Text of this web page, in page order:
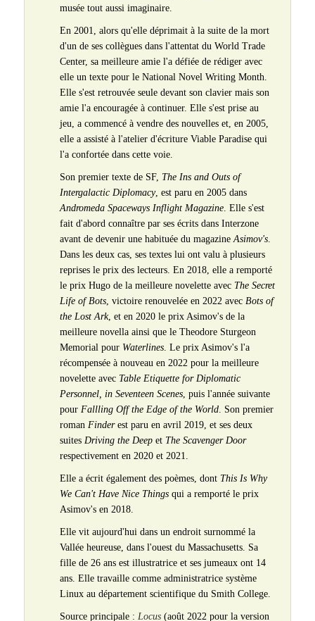
musée tout aussi imaginaire.
En 2001, alors qu'elle déprimait à la suite de la mort
d'un de ses collègues dans l'attentat du World Trade
Center, sa meilleure amie l'a défiée de rédiger avec
elle un texte pour le National Novel Writing Month.
Elle s'est retrouvée seule devant son clavier mais son
amie l'a encouragée à continuer. Elle s'est prise au
jeu, a commencé à vendre des nouvelles et, en 2005,
elle a assisté à l'atelier d'écriture Viable Paradise qui
l'a confortée dans cette voie.
Son premier texte de SF, The Ins and Outs of
Intergalactic Diplomacy, est paru en 2005 dans
Andromeda Spaceways Inflight Magazine . Elle s'est
fait d'abord connaître par ses écrits dans Interzone
avant de devenir une habituée du magazineAsimov's
Dans les deux cas, ses textes lui ont valu à plusieurs
reprises le prix des lecteurs. En 2018, elle a remporté
le prix Hugo de la meilleure novelette avec The Secret
Life of Bots , victoire renouvelée en 2022 avec Bots of
the Lost Ark, et en 2020 le prix Asimov's de la
meilleure novella ainsi que le Theodore Sturgeon
Memorial pour Waterlines . Le prix Asimov's l'a
récompensée à nouveau en 2022 pour la meilleure
novelette avec Table Etiquette for Diplomatic
Personnel, in Seventeen Scenes , puis l'année suivante
pour Fallling Off the Edge of the World . Son premier
roman Finderest paru en avril 2019, et ses deux
suites Driving the Deep et The Scavenger Door
respectivement en 2020 et 2021.
Elle a écrit également des poèmes, dont This Is Why
We Can't Have Nice Things qui a remporté le prix
Asimov's en 2018.
Elle vit aujourd'hui dans un endroit surnommé la
Vallée heureuse, dans l'ouest du Massachusetts. Sa
fille de 26 ans est illustratrice et ses jumeaux ont 14
ans. Elle travaille comme administratrice système
Linux au département scientifique du Smith College.
Source principale : Locus (août 2022 pour la version